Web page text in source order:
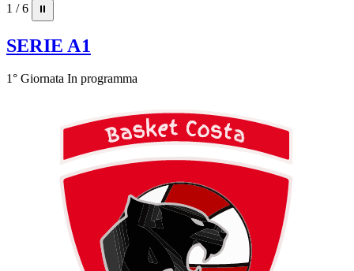
1 / 6 ⏸
SERIE A1
1° Giornata In programma